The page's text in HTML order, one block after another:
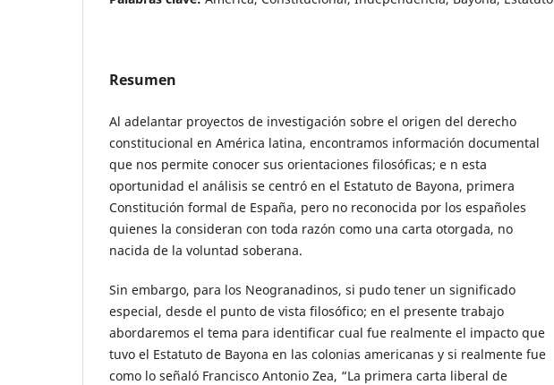
Resumen
Al adelantar proyectos de investigación sobre el origen del derecho
constitucional en América latina, encontramos información documental
que nos permite conocer sus orientaciones filosóficas; e n esta
oportunidad el análisis se centró en el Estatuto de Bayona, primera
Constitución formal de España, pero no reconocida por los españoles
quienes la consideran con toda razón como una carta otorgada, no
nacida de la voluntad soberana.
Sin embargo, para los Neogranadinos, si pudo tener un significado
especial, desde el punto de vista filosófico; en el presente trabajo
abordaremos el tema para identificar cual fue realmente el impacto que
tuvo el Estatuto de Bayona en las colonias americanas y si realmente fue
como lo señaló Francisco Antonio Zea, “La primera carta liberal de